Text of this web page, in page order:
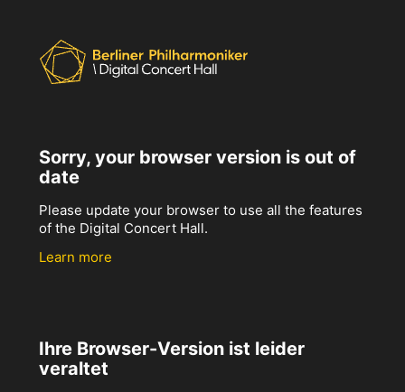
Sorry, your browser version is out of
date
Please update your browser to use all the features
of the Digital Concert Hall.
Learn more
Ihre Browser-Version ist leider
veraltet